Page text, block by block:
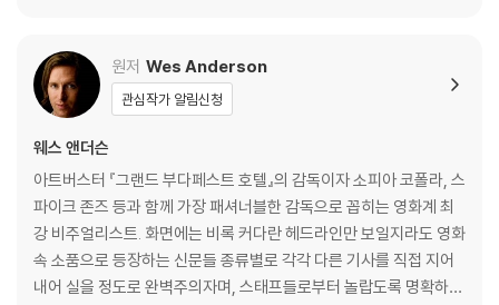
십자 펜 협회
옮긴이의 말
감사의 말
원저 Wes Anderson
관심작가 알림신청
웨스 앤더슨
아트버스터 『그랜드 부다페스트 호텔』의 감독이자 소피아 코폴라, 스
파이크 존즈 등과 함께 가장 패셔너블한 감독으로 꼽히는 영화계 최
강 비주얼리스트. 화면에는 비록 커다란 헤드라인만 보일지라도 영화
속 소품으로 등장하는 신문들 종류별로 각각 다른 기사를 직접 지어
내어 실을 정도로 완벽주의자며, 스태프들로부터 놀랍도록 명확하고